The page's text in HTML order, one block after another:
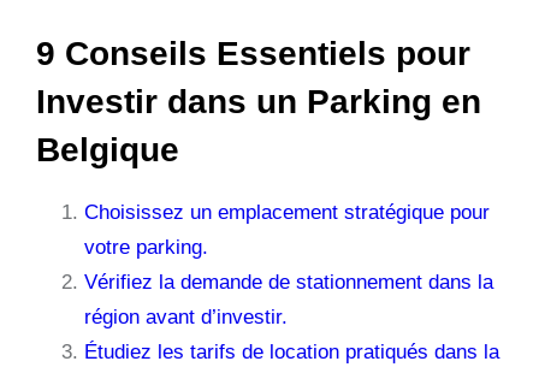
9 Conseils Essentiels pour
Investir dans un Parking en
Belgique
Choisissez un emplacement stratégique pour
votre parking.
Vérifiez la demande de stationnement dans la
région avant d’investir.
Étudiez les tarifs de location pratiqués dans la